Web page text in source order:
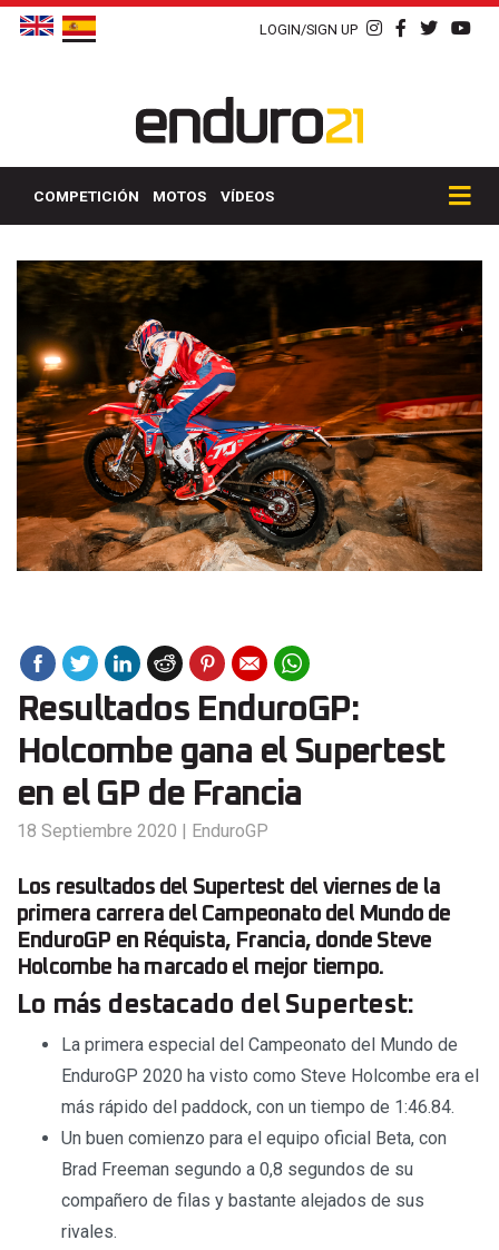
LOGIN/SIGN UP
COMPETICIÓN MOTOS VÍDEOS
Resultados EnduroGP:
Holcombe gana el Supertest
en el GP de Francia
18 Septiembre 2020 | EnduroGP
Los resultados del Supertest del viernes de la
primera carrera del Campeonato del Mundo de
EnduroGP en Réquista, Francia, donde Steve
Holcombe ha marcado el mejor tiempo.
Lo más destacado del Supertest:
La primera especial del Campeonato del Mundo de
EnduroGP 2020 ha visto como Steve Holcombe era el
más rápido del paddock, con un tiempo de 1:46.84.
Un buen comienzo para el equipo oficial Beta, con
Brad Freeman segundo a 0,8 segundos de su
compañero de filas y bastante alejados de sus
rivales.